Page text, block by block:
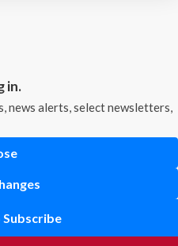
in.
news alerts, select newsletters,
Subscribe